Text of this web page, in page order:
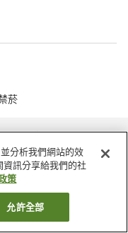
菸
肖迪奇宜必思飯店
分析我們網站的效
資訊分享給我們的社
策
允許全部